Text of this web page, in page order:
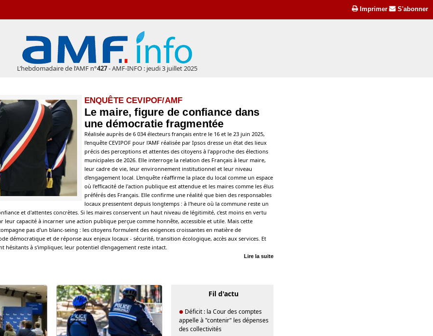
Imprimer S'abonner
L’hebdomadaire de l’AMF n°427- AMF-INFO : jeudi 3 juillet 2025
ENQUÊTE CEVIPOF/AMF
Le maire, figure de confiance dans
une démocratie fragmentée
Réalisée auprès de 6 034 électeurs français entre le 16 et le 23 juin 2025,
l'enquête CEVIPOF pour l'AMF réalisée par Ipsos dresse un état des lieux
précis des perceptions et attentes des citoyens à l'approche des élections
municipales de 2026. Elle interroge la relation des Français à leur maire,
leur cadre de vie, leur environnement institutionnel et leur niveau
d'engagement local. L'enquête réaffirme la place du local comme un espace
où l'efficacité de l'action publique est attendue et les maires comme les élus
préférés des Français. Elle confirme une réalité que bien des responsables
locaux pressentent depuis longtemps : à l'heure où la commune reste un
et d'attentes concrètes. Si les maires conservent un haut niveau de légitimité, c'est moins en vertu
leur capacité à incarner une action publique perçue comme honnête, accessible et utile. Mais cette
pas d'un blanc-seing : les citoyens formulent des exigences croissantes en matière de
démocratique et de réponse aux enjeux locaux - sécurité, transition écologique, accès aux services. Et
hésitants à s'impliquer, leur potentiel d'engagement reste intact.
Lire la suite
Fil d'actu
● Déficit : la Cour des comptes
appelle à "contenir" les dépenses
des collectivités